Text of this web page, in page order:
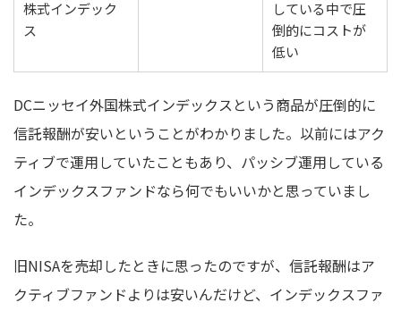
株式インデック
ス
している中で圧
倒的にコストが
低い
DCニッセイ外国株式インデックスという商品が圧倒的に
信託報酬が安いということがわかりました。以前にはアク
ティブで運用していたこともあり、パッシブ運用している
インデックスファンドなら何でもいいかと思っていまし
た。
旧NISAを売却したときに思ったのですが、信託報酬はア
クティブファンドよりは安いんだけど、インデックスファ